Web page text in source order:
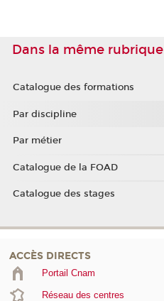
Dans la même rubrique
Catalogue des formations
Par discipline
Par métier
Catalogue de la FOAD
Catalogue des stages
ACCÈS DIRECTS
Portail Cnam
Réseau des centres